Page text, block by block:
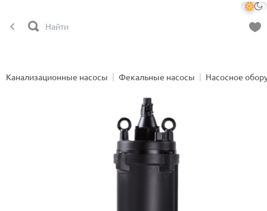
Канализационные насосы Фекальные насосы Насосное